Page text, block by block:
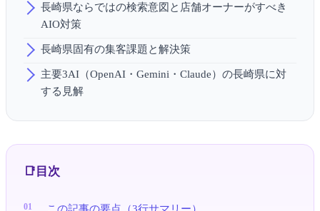
長崎県ならではの検索意図と店舗オーナーがすべき
AIO対策
長崎県固有の集客課題と解決策
主要3AI（OpenAI・Gemini・Claude）の長崎県に対
する見解
目次